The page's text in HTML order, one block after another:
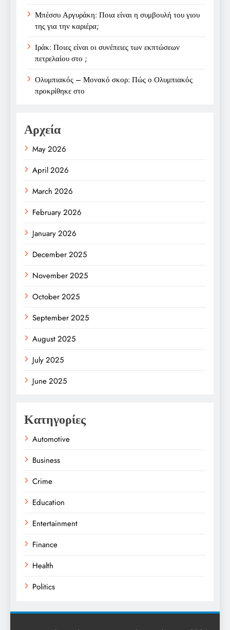
Μπέσσυ Αργυράκη: Ποια είναι η συμβουλή του γιου
της για την καριέρα;
Ιράκ: Ποιες είναι οι συνέπειες των εκπτώσεων
πετρελαίου στο ;
Ολυμπιακός – Μονακό σκορ: Πώς ο Ολυμπιακός
προκρίθηκε στο
Αρχεία
May 2026
April 2026
March 2026
February 2026
January 2026
December 2025
November 2025
October 2025
September 2025
August 2025
July 2025
June 2025
Κατηγορίες
Automotive
Business
Crime
Education
Entertainment
Finance
Health
Politics